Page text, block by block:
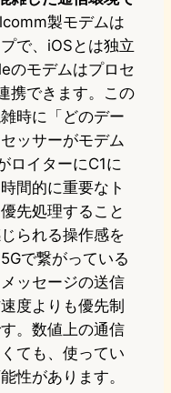
製モデムは
で、iOSとは独立
のモデムはプロセ
携できます。この
時に「どのデー
ッサーがモデム
ロイターにC1に
間的に重要なト
先処理すること
られる操作感を
で繋がっている
ッセージの送信
度よりも優先制
。数値上の通信
ても、使ってい
性があります。